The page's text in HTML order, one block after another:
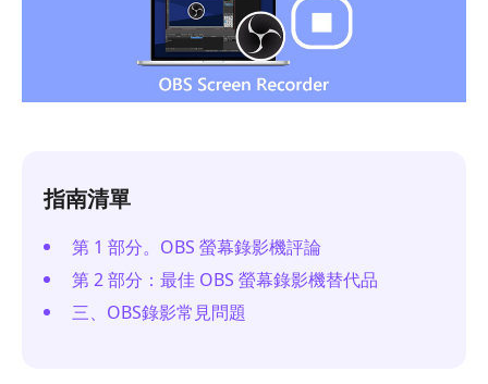
指南清單
第 1 部分。OBS 螢幕錄影機評論
第 2 部分：最佳 OBS 螢幕錄影機替代品
三、OBS錄影常見問題